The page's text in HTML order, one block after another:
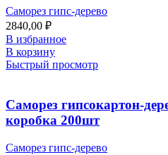
Саморез гипс-дерево
2840,00 ₽
В избранное
В корзину
Быстрый просмотр
Саморез гипсокартон-
коробка 200шт
Саморез гипс-дерево